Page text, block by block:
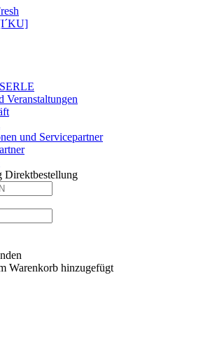
Veranstaltungen
und Servicepartner
Direktbestellung
Warenkorb hinzugefügt